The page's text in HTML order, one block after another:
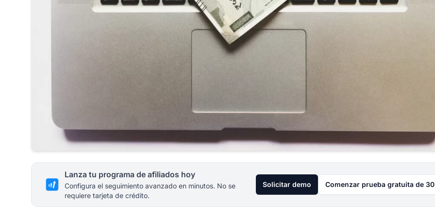
Lanza tu programa de afiliados hoy
Configura el seguimiento avanzado en minutos. No se
requiere tarjeta de crédito.
Solicitar demo Comenzar prueba gratuita de